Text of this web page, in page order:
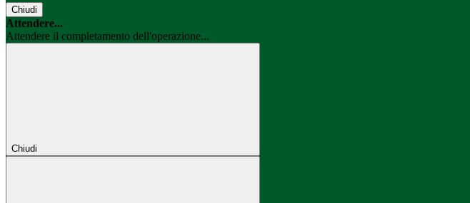
Chiudi
Attendere...
Attendere il completamento dell'operazione...
Chiudi